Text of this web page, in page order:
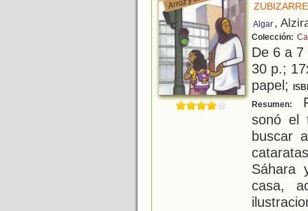
Algar ,
Colección:
De 6 a
30 p.;
papel;
Resumen:
sonó el
buscar
Sáhara
casa,